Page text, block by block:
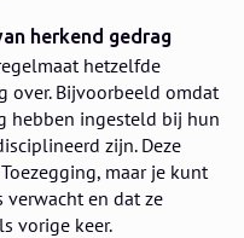
herkend gedrag
hetzelfde
over. Bijvoorbeeld omdat
hebben ingesteld bij hun
zijn. Deze
maar je kunt
en dat ze
vorige keer.